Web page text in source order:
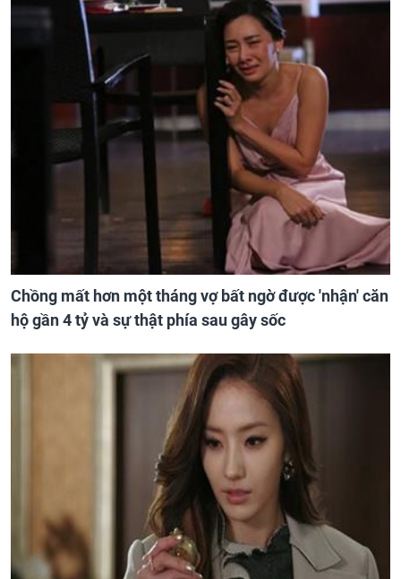
Chồng mất hơn một tháng vợ bất ngờ được 'nhận' căn
hộ gần 4 tỷ và sự thật phía sau gây sốc